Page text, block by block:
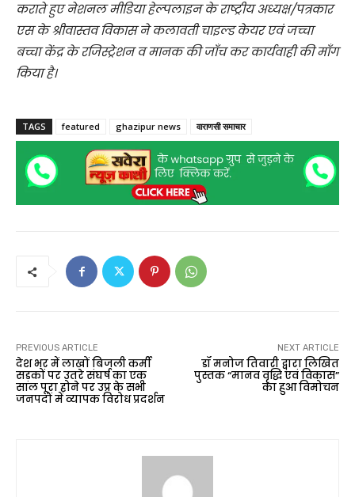
कराते हुए नेशनल मीडिया हेल्पलाइन के राष्ट्रीय अध्यक्ष/पत्रकार
एस के श्रीवास्तव विकास ने कलावती चाइल्ड केयर एवं जच्चा
बच्चा केंद्र के रजिस्ट्रेशन व मानक की जाँच कर कार्यवाही की माँग
किया है।
TAGS featured ghazipur news वाराणसी समाचार
PREVIOUS ARTICLE
देश भर में लाखों बिजली कर्मी
सड़कों पर उतरे संघर्ष का एक
साल पूरा होने पर उप्र के सभी
जनपदों में व्यापक विरोध प्रदर्शन
NEXT ARTICLE
डॉ मनोज तिवारी द्वारा लिखित
पुस्तक “मानव वृद्धि एवं विकास”
का हुआ विमोचन